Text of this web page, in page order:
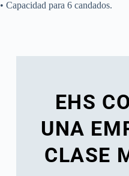
• Capacidad para 6 candados.
EHS
UNA
CLASE